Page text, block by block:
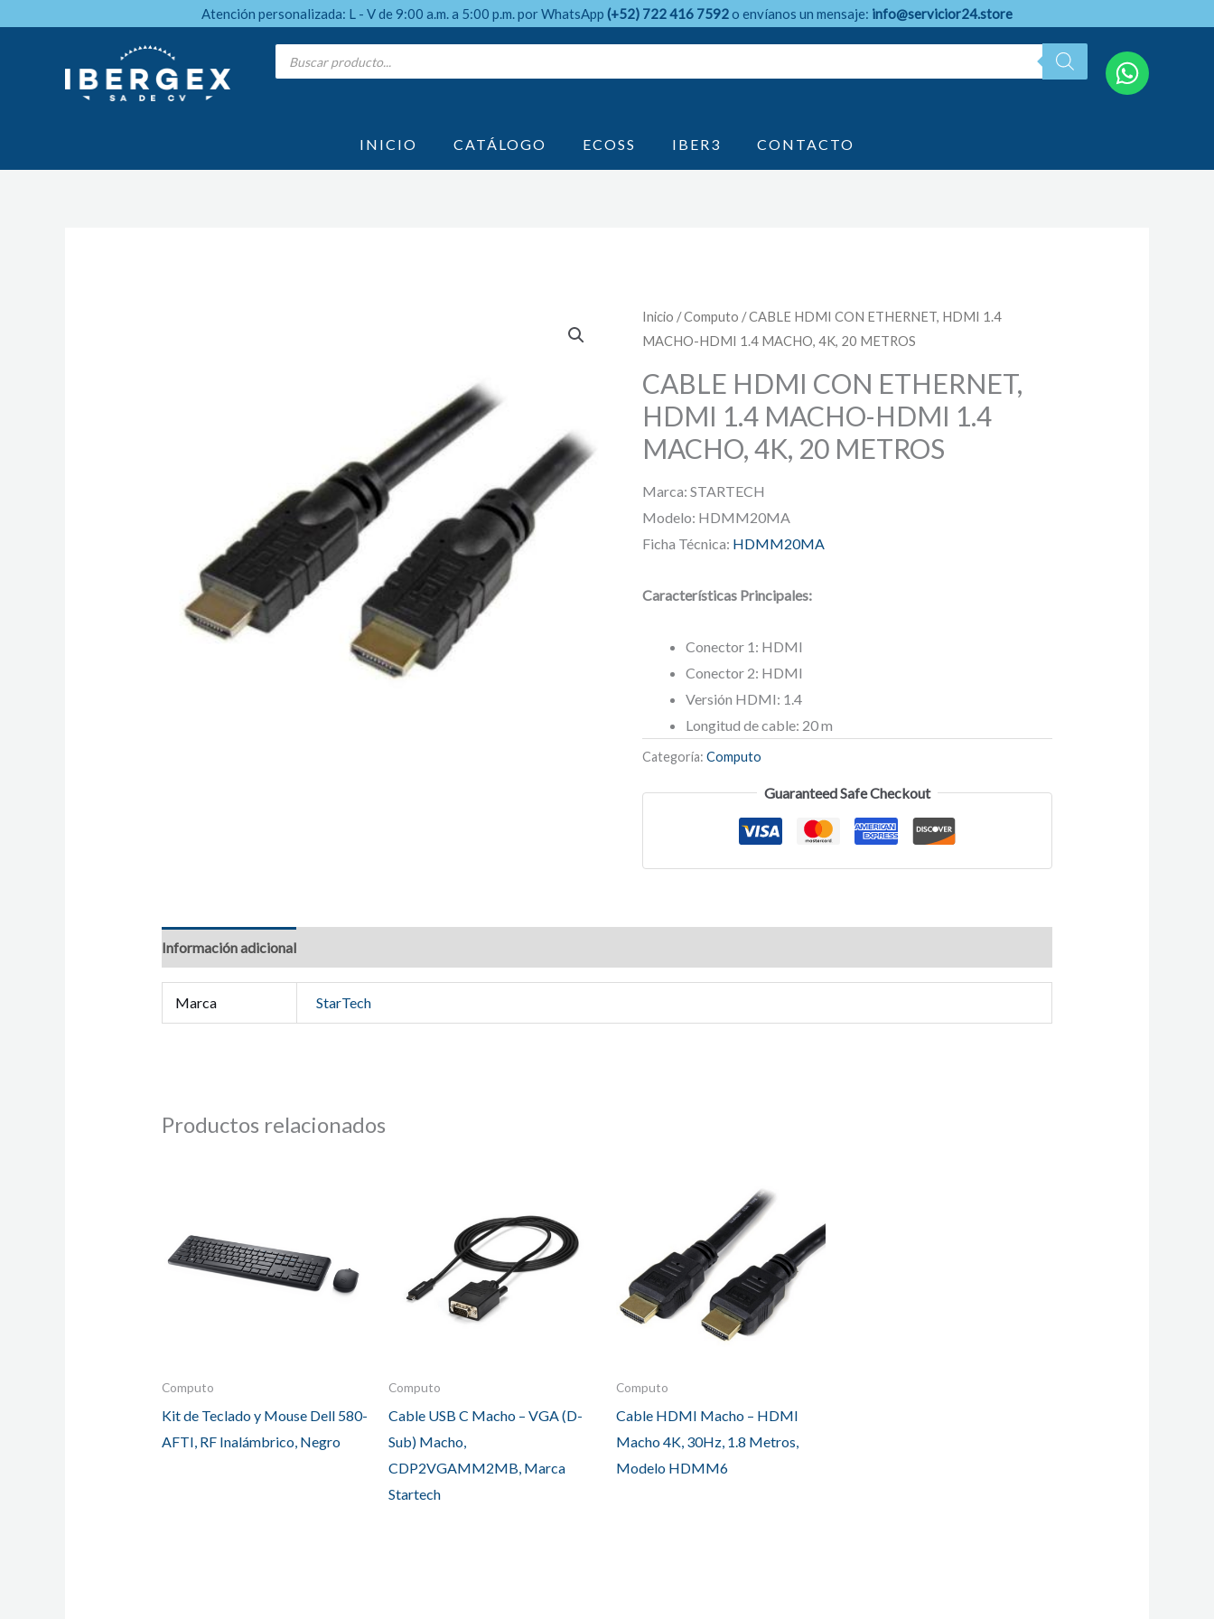
Atención personalizada: L - V de 9:00 a.m. a 5:00 p.m. por WhatsApp (+52) 722 416 7592o envíanos un mensaje: info@servicior24.store
Products
search
INICIO CATÁLOGO ECOSS IBER3 CONTACTO
Inicio /Computo / CABLE HDMI CON ETHERNET, HDMI 1.4
MACHO-HDMI 1.4 MACHO, 4K, 20 METROS
CABLE HDMI CON ETHERNET,
HDMI 1.4 MACHO-HDMI 1.4
MACHO, 4K, 20 METROS
Marca: STARTECH
Modelo: HDMM20MA
Ficha Técnica: HDMM20MA
Características Principales:
Conector 1: HDMI
Conector 2: HDMI
Versión HDMI: 1.4
Longitud de cable: 20 m
Categoría:Computo
Guaranteed Safe Checkout
Información adicional
Marca StarTech
Productos relacionados
Computo
Kit de Teclado y Mouse Dell 580-
AFTI, RF Inalámbrico, Negro
Computo
Cable USB C Macho – VGA (D-
Sub) Macho,
CDP2VGAMM2MB, Marca
Startech
Computo
Cable HDMI Macho – HDMI
Macho 4K, 30Hz, 1.8 Metros,
Modelo HDMM6